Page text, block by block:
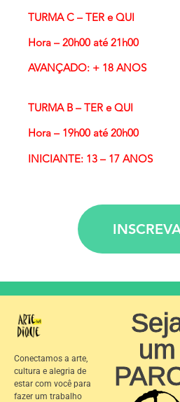
TURMA C – TER e QUI
Hora – 20h00 até 21h00
AVANÇADO: + 18 ANOS
TURMA B – TER e QUI
Hora – 19h00 até 20h00
INICIANTE: 13 – 17 ANOS
Conectamos a arte,
cultura e alegria de
estar com você para
fazer um trabalho
um